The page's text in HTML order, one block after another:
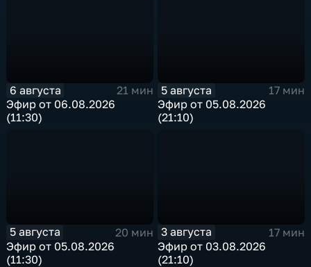
6 августа
21 мин
Эфир от 06.08.2026
(11:30)
5 августа
17 мин
Эфир от 05.08.2026
(21:10)
5 августа
20 мин
Эфир от 05.08.2026
(11:30)
3 августа
17 мин
Эфир от 03.08.2026
(21:10)